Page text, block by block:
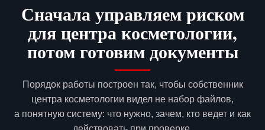
Сначала управляем риском
для центра косметологии,
потом готовим документы
Порядок работы построен так, чтобы собственник
центра косметологии видел не набор файлов,
а понятную систему: что нужно, зачем, кто ведет и как